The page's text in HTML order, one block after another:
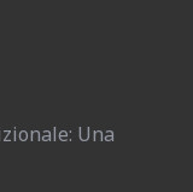
Una